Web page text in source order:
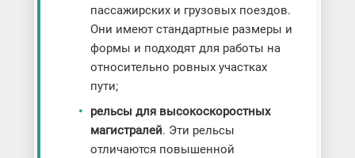
пассажирских и грузовых поездов.
Они имеют стандартные размеры и
формы и подходят для работы на
относительно ровных участках
пути;
рельсы для высокоскоростных
магистралей. Эти рельсы
отличаются повышенной